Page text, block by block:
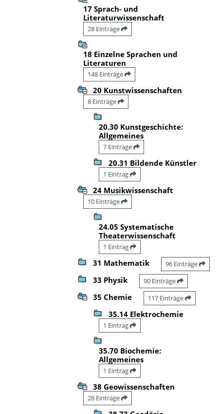
17 Sprach- und
Literaturwissenschaft
28 Einträge
18 Einzelne Sprachen und
Literaturen
148 Einträge
20 Kunstwissenschaften
8 Einträge
20.30 Kunstgeschichte:
Allgemeines
7 Einträge
20.31 Bildende Künstler
1 Eintrag
24 Musikwissenschaft
10 Einträge
24.05 Systematische
Theaterwissenschaft
1 Eintrag
31 Mathematik 96 Einträge
33 Physik 90 Einträge
35 Chemie 117 Einträge
35.14 Elektrochemie
1 Eintrag
35.70 Biochemie:
Allgemeines
1 Eintrag
38 Geowissenschaften
28 Einträge